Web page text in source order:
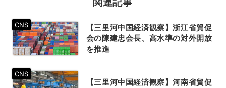
【三里河中国経済観察】浙江省貿促
会の陳建忠会長、高水準の対外開放
を推進
【三里河中国経済観察】河南省貿促